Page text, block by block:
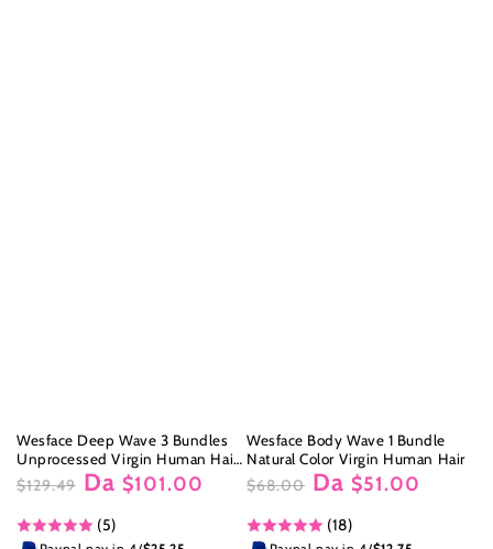
Wesface Deep Wave 3 Bundles
Unprocessed Virgin Human Hair
Weave
regolare
$129.49
prezzo
Da $101.00
(5)
Wesface Body Wave 1 Bundle
Natural Color Virgin Human Hair
regolare
$68.00
prezzo
Da $51.00
(18)